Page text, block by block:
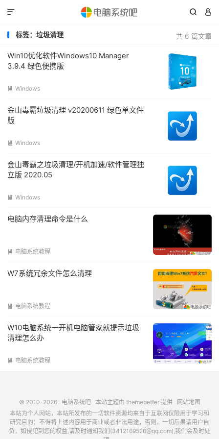
 

共 6 篇文章
标签：垃圾清理
Win10优化软件Windows10 Manager
3.9.4 绿色便携版
 Windows
金山毒霸垃圾清理 v20200611 绿色单文件
版
 Windows
金山毒霸之垃圾清理/开机加速/软件管理独
立版 2020.05
 Windows
电脑内存清理命令是什么
 电脑系统教程
W7系统冗余文件怎么清理
 电脑系统教程
W10电脑系统一开机电脑管家就提示垃圾
清理怎么办
 电脑系统教程
© 2010-2026 电脑系统吧本站主题由 themebetter提供
网站地图
本站为个人网站，本站所发布的一切软件资源均来自于互联网仅限用于学习和
研究目的；不得将上述内容用于商业或者非法用途，否则，一切后果请用户自
负，如侵犯到您的权益,请及时通知我们(3412169526@qq.com),我们会及时处